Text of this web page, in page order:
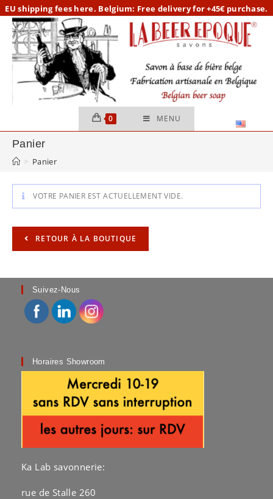
Skip
to
content
EUshipping fees here. Belgium: Free delivery for +45€ purchase.
0 MENU
Panier
> Panier
VOTRE PANIER EST ACTUELLEMENT VIDE.
RETOUR À LA BOUTIQUE
Suivez-Nous
Horaires Showroom
Ka Lab savonnerie:
rue de Stalle 260